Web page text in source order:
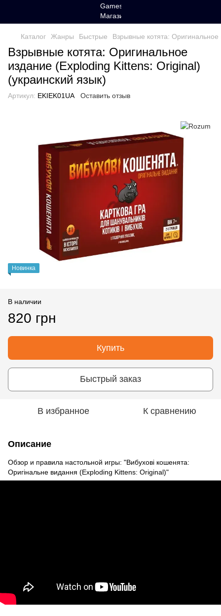
Каталог Жанры Быстрые Взрывные котята:
Взрывные котята: Оригинальное
издание (Exploding Kittens: Original)
(украинский язык)
Артикул: EKIEK01UA Оставить отзыв
Новинка
В наличии
820 грн
Купить
Быстрый заказ
В избранное К сравнению
Описание
Обзор и правила настольной игры: "Вибухові кошенята:
Оригінальне видання (Exploding Kittens: Original)"